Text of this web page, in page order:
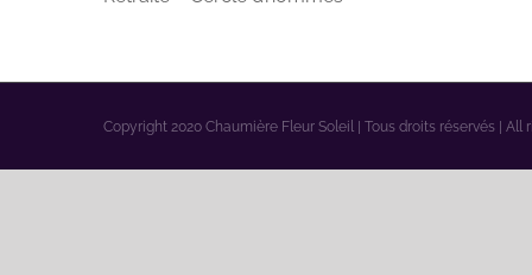
Copyright 2020 Chaumière Fleur Soleil | Tous droits réservés | All